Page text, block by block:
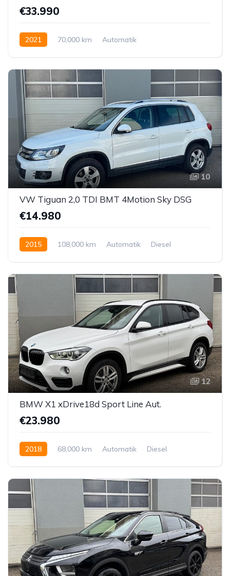
€33.990
2021 70,000 km
Automatik
10
VW Tiguan 2,0 TDI BMT 4Motion Sky DSG
€14.980
2015 108,000 km Automatik
Diesel
12
BMW X1 xDrive18d Sport Line Aut.
€23.980
2018 68,000 km Automatik
Diesel